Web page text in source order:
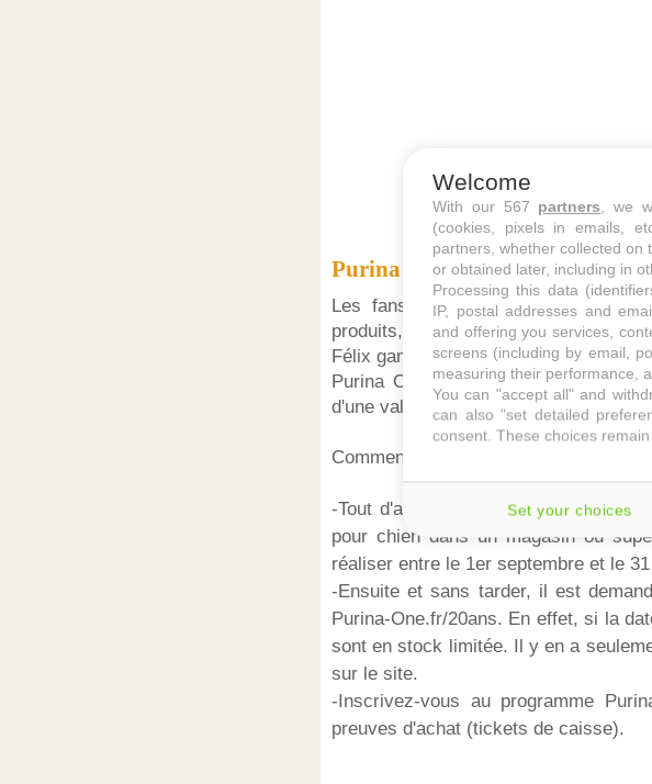
Purina One 20 ans coussin
Les fans de bons plans pour les
produits, mais aussi d'obtenir des
Félix gamelle offerte dans le cadre de
Purina One que vous allez pouvoir
d'une valeur de 125 euros.
Comment ça marche ?
-Tout d'abord il faut acheter au
pour chien dans un magasin ou
réaliser entre le 1er septembre et le
-Ensuite et sans tarder, il est
Purina-One.fr/20ans. En effet, si la
sont en stock limitée. Il y en a
sur le site.
-Inscrivez-vous au programme
preuves d'achat (tickets de caisse).
Welcome
With our 567 partners , we
(cookies, pixels in emails,
partners, whether collected on
or obtained later, including in
Processing this data
IP, postal addresses and
and offering you services,
screens (including by email,
measuring their performance,
You can "accept all" and
can also "set detailed
consent. These choices remain
Set your choices